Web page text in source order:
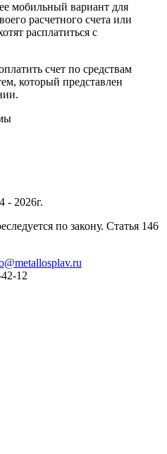
мобильный вариант для
расчетного счета или
расплатиться с
счет по средствам
который представлен
- 2026г.
по закону. Статья 146
12